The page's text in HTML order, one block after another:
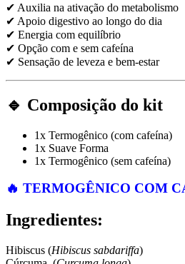
✔ Auxilia na ativação do metabolismo
✔ Apoio digestivo ao longo do dia
✔ Energia com equilíbrio
✔ Opção com e sem cafeína
✔ Sensação de leveza e bem-estar
🔹 Composição do kit
1x Termogênico (com cafeína)
1x Suave Forma
1x Termogênico (sem cafeína)
🔥 TERMOGÊNICO COM
Ingredientes:
Hibiscus (Hibiscus sabdariffa)